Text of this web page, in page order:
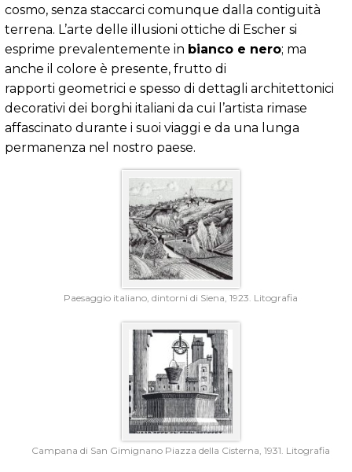
cosmo, senza staccarci comunque dalla contiguità
terrena. L’arte delle illusioni ottiche di Escher si
esprime prevalentemente in bianco e nero; ma
anche il colore è presente, frutto di
rapporti geometrici e spesso di dettagli architettonici
decorativi dei borghi italiani da cui l’artista rimase
affascinato durante i suoi viaggi e da una lunga
permanenza nel nostro paese.
Paesaggio italiano, dintorni di Siena, 1923. Litografia
Campana di San Gimignano Piazza della Cisterna, 1931. Litografia